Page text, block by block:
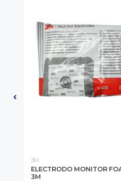
3M
ELECTRODO MONITOR
3M